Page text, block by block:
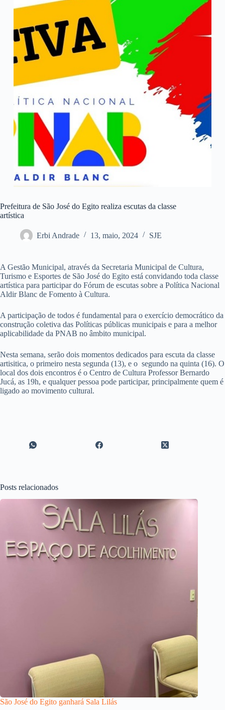
Prefeitura de São José do Egito realiza escutas da classe
artística
Erbi Andrade 13, maio, 2024 SJE
A Gestão Municipal, através da Secretaria Municipal de Cultura,
Turismo e Esportes de São José do Egito está convidando toda classe
artística para participar do Fórum de escutas sobre a Política Nacional
Aldir Blanc de Fomento à Cultura.
A participação de todos é fundamental para o exercício democrático da
construção coletiva das Políticas públicas municipais e para a melhor
aplicabilidade da PNAB no âmbito municipal.
Nesta semana, serão dois momentos dedicados para escuta da classe
artisitica, o primeiro nesta segunda (13), e o segundo na quinta (16). O
local dos dois encontros é o Centro de Cultura Professor Bernardo
Jucá, as 19h, e qualquer pessoa pode participar, principalmente quem é
ligado ao movimento cultural.
Posts relacionados
São José do Egito ganhará Sala Lilás